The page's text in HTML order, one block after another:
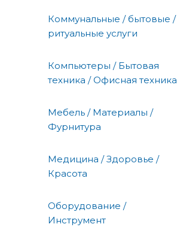
Коммунальные / бытовые /
ритуальные услуги
Компьютеры / Бытовая
техника / Офисная техника
Мебель / Материалы /
Фурнитура
Медицина / Здоровье /
Красота
Оборудование /
Инструмент